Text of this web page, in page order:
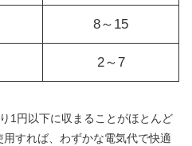
8～15
2～7
1円以下に収まることがほとんど
すれば、わずかな電気代で快適